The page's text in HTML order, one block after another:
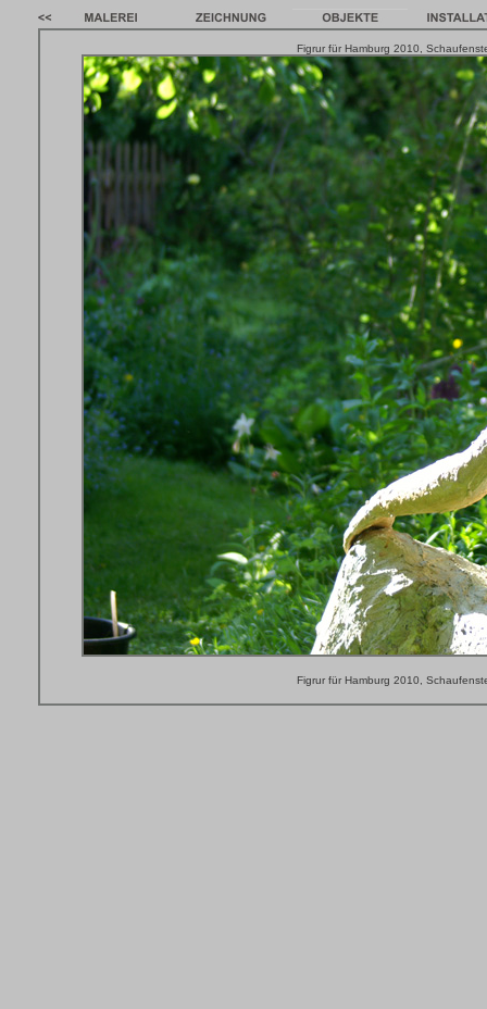
Figrur für Hamburg 2010,
Figrur für Hamburg 2010,